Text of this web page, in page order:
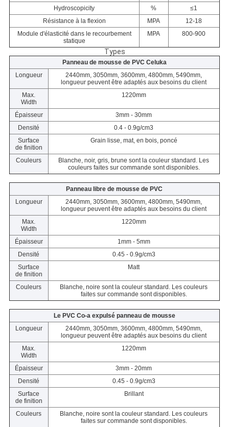
Hydroscopicity %
≤1
Résistance à la flexion
MPA
12-18
Module d'élasticité dans le recourbement
statique
MPA 800-900
Types
Panneau de mousse de PVC Celuka
Longueur
2440mm, 3050mm, 3600mm, 4800mm, 5490mm,
longueur peuvent être adaptés aux besoins du client
Max.
Width
1220mm
Épaisseur
3mm - 30mm
Densité
0.4 - 0.9g/cm3
Surface
de finition
Grain lisse, mat, en bois, poncé
Couleurs
Blanche, noir, gris, brune sont la couleur standard. Les
couleurs faites sur commande sont disponibles.
Panneau libre de mousse de PVC
Longueur
2440mm, 3050mm, 3600mm, 4800mm, 5490mm,
longueur peuvent être adaptés aux besoins du client
Max.
Width
1220mm
Épaisseur
1mm - 5mm
Densité
0.45 - 0.9g/cm3
Surface
de finition
Matt
Couleurs
Blanche, noire sont la couleur standard. Les couleurs
faites sur commande sont disponibles.
Le PVC Co-a expulsé panneau de mousse
Longueur
2440mm, 3050mm, 3600mm, 4800mm, 5490mm,
longueur peuvent être adaptés aux besoins du client
Max.
Width
1220mm
Épaisseur
3mm - 20mm
Densité
0.45 - 0.9g/cm3
Surface
de finition
Brillant
Couleurs
Blanche, noire sont la couleur standard. Les couleurs
faites sur commande sont disponibles.